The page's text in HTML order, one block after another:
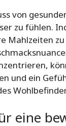
von
zu fühlen.
Mahlzeiten
und ein
eine